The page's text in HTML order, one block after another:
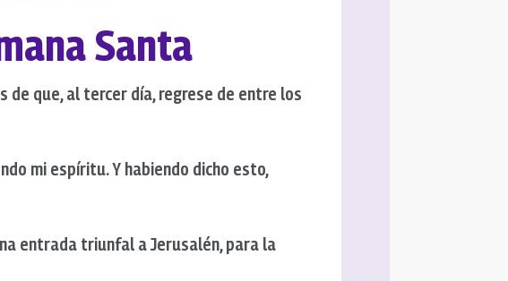
Santa
de que, al tercer día, regrese de entre los
mi espíritu. Y habiendo dicho esto,
entrada triunfal a Jerusalén, para la